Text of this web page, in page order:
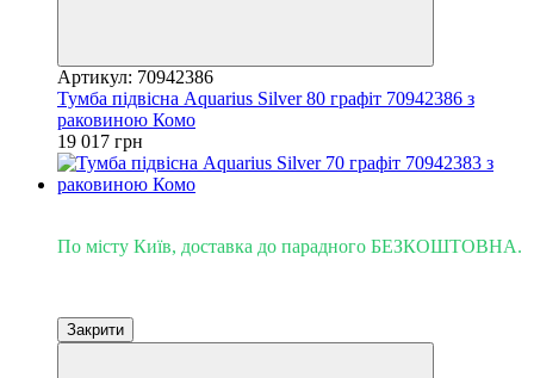
Артикул: 70942386
Тумба підвісна Aquarius Silver 80 графіт 70942386 з
раковиною Комо
19 017 грн
По місту Київ, доставка до парадного БЕЗКОШТОВНА.
Закрити